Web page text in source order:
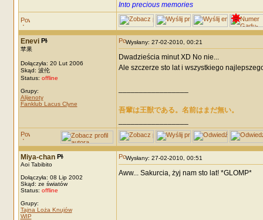
Into precious memories
Enevi
苹果
Dołączyła: 20 Lut 2006
Skąd: 波伦
Status: offline
Grupy:
Alijenoty
Fanklub Lacus Clyne
Wysłany: 27-02-2010, 00:21
Dwadzieścia minut XD No nie...
Ale szczerze sto lat i wszystkiego
吾輩は王獣である。名前はまだ無い。
Miya-chan
Aoi Tabibito
Dołączyła: 08 Lip 2002
Skąd: ze światów
Status: offline
Grupy:
Tajna Loża Knujów
WIP
Wysłany: 27-02-2010, 00:51
Aww... Sakurcia, żyj nam sto lat! *GLOMP*